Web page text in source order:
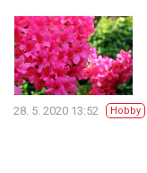
28. 5. 2020 13:52 Hobby